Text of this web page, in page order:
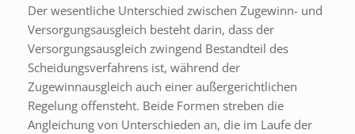
Der wesentliche Unterschied zwischen Zugewinn- und
Versorgungsausgleich besteht darin, dass der
Versorgungsausgleich zwingend Bestandteil des
Scheidungsverfahrens ist, während der
Zugewinnausgleich auch einer außergerichtlichen
Regelung offensteht. Beide Formen streben die
Angleichung von Unterschieden an, die im Laufe der